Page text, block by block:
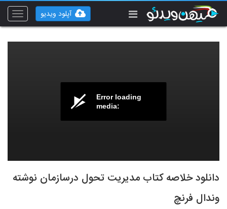
Toggle
آپلود ویدیو
Error loading
media:
دانلود خلاصه کتاب مدیریت تحول درسازمان نوشته
وندال فرنچ